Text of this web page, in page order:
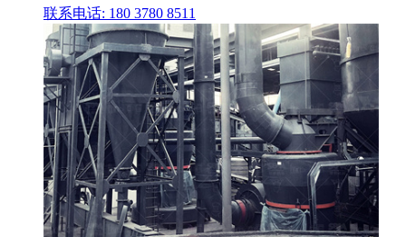
联系电话: 180 3780 8511